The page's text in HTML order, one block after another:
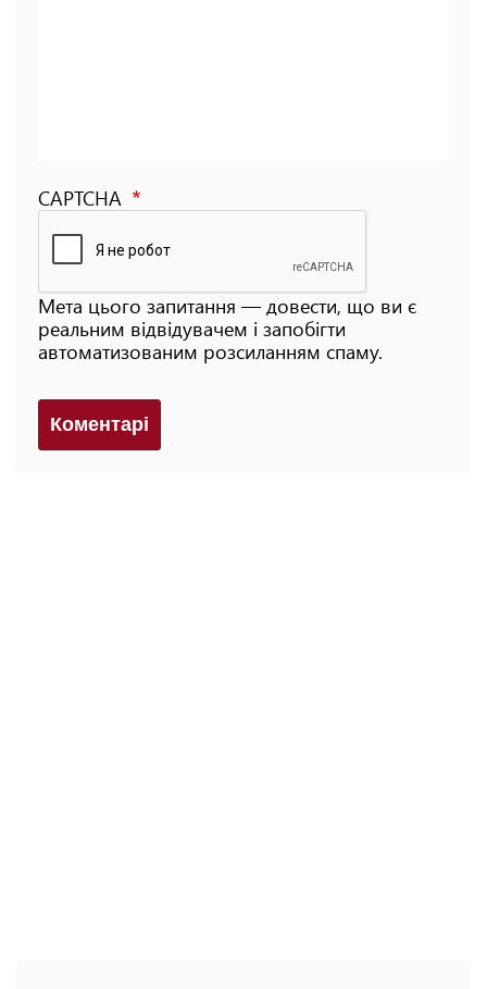
CAPTCHA
Мета цього запитання — довести, що ви є
реальним відвідувачем і запобігти
автоматизованим розсиланням спаму.
Коментарi